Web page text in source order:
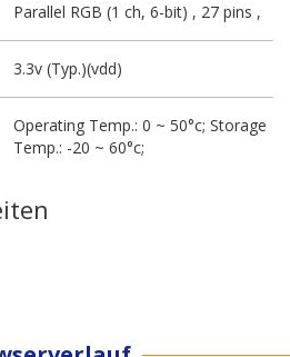
Parallel RGB (1 ch, 6-bit) , 27 pins ,
3.3v (Typ.)(vdd)
Operating Temp.: 0 ~ 50°c; Storage
Temp.: -20 ~ 60°c;